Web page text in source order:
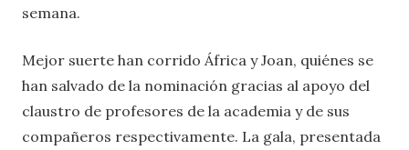
semana.
Mejor suerte han corrido África y Joan, quiénes se
han salvado de la nominación gracias al apoyo del
claustro de profesores de la academia y de sus
compañeros respectivamente. La gala, presentada